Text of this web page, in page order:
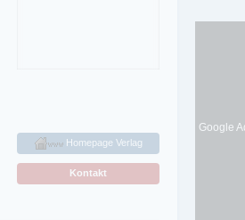
Homepage Verlag
Kontakt
Google